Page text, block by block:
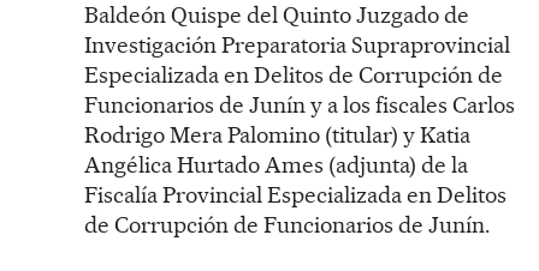
Baldeón Quispe del Quinto Juzgado de
Investigación Preparatoria Supraprovincial
Especializada en Delitos de Corrupción de
Funcionarios de Junín y a los fiscales Carlos
Rodrigo Mera Palomino (titular) y Katia
Angélica Hurtado Ames (adjunta) de la
Fiscalía Provincial Especializada en Delitos
de Corrupción de Funcionarios de Junín.